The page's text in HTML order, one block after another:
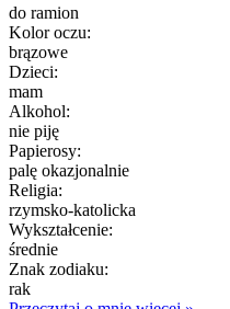
do ramion
Kolor oczu:
brązowe
Dzieci:
mam
Alkohol:
nie piję
Papierosy:
palę okazjonalnie
Religia:
rzymsko-katolicka
Wykształcenie:
średnie
Znak zodiaku:
rak